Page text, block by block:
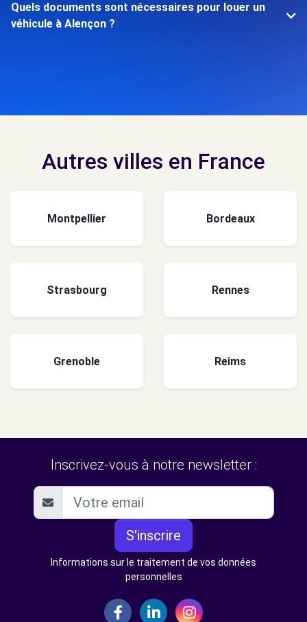
Quels documents sont nécessaires pour louer un
véhicule à Alençon ?
Autres villes en France
Montpellier Bordeaux
Strasbourg Rennes
Grenoble Reims
Inscrivez-vous à notre newsletter :
S'inscrire
Informations sur le traitement de vos données
personnelles